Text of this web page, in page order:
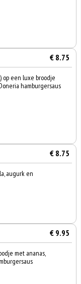
€ 8.75
op een luxe broodje
hamburgersaus
€ 8.75
augurk en
€ 9.95
met ananas,